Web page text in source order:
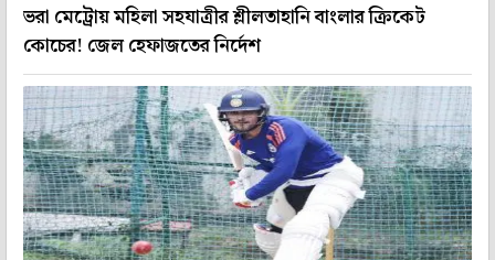
ভরা মেট্রোয় মহিলা সহযাত্রীর শ্লীলতাহানি বাংলার ক্রিকেট
কোচের! জেল হেফাজতের নির্দেশ